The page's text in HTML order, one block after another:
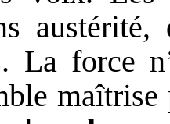
La force